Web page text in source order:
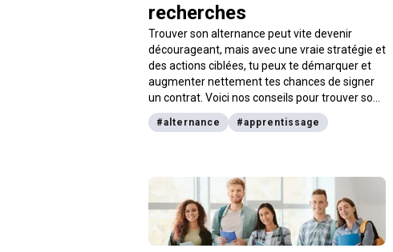
recherches
Trouver son alternance peut vite devenir
décourageant, mais avec une vraie stratégie et
des actions ciblées, tu peux te démarquer et
augmenter nettement tes chances de signer
un contrat. Voici nos conseils pour trouver son
alternance pour la rentrée.
#alternance #apprentissage